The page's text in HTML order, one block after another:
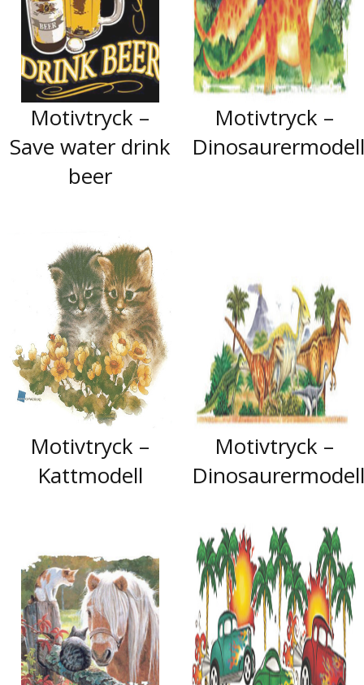
Motivtryck –
Save water drink
beer
Motivtryck –
Dinosaurermodell
Motivtryck –
Kattmodell
Motivtryck –
Dinosaurermodell